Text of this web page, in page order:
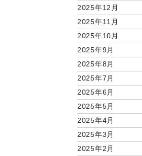
2025年12月
2025年11月
2025年10月
2025年9月
2025年8月
2025年7月
2025年6月
2025年5月
2025年4月
2025年3月
2025年2月